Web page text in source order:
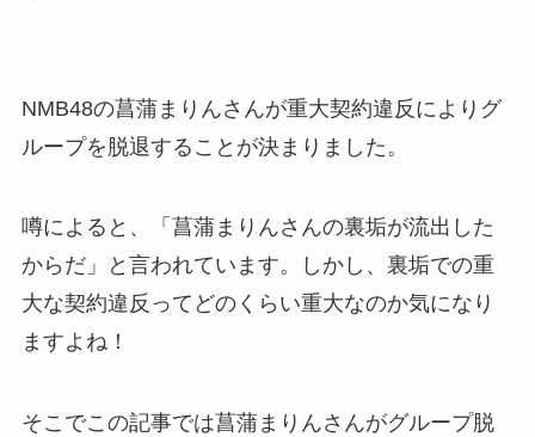
NMB48の菖蒲まりんさんが重大契約違反によりグ
ループを脱退することが決まりました。
噂によると、「菖蒲まりんさんの裏垢が流出した
からだ」と言われています。しかし、裏垢での重
大な契約違反ってどのくらい重大なのか気になり
ますよね！
そこでこの記事では菖蒲まりんさんがグループ脱